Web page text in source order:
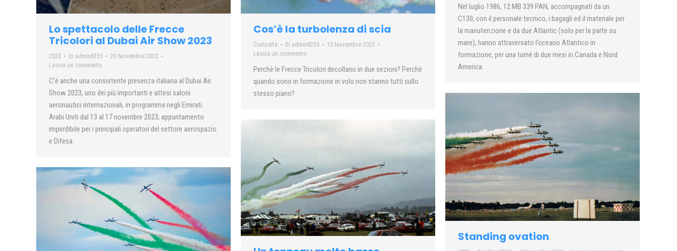
Lo spettacolo delle Frecce
Tricolori al Dubai Air Show 2023
2023 Di admin8235
20 Novembre 2023
Lascia un commento
C’è anche una consistente presenza italiana al Dubai Air
Show 2023, uno dei più importanti e attesi saloni
aeronautici internazionali, in programma negli Emirati
Arabi Uniti dal 13 al 17 novembre 2023; appuntamento
imperdibile per i principali operatori del settore aerospazio
e Difesa.
Cos’è la turbolenza di scia
Curiosità Di admin8235
10 Novembre 2023
Lascia un commento
Perchè le Frecce Tricolori decollano in due sezioni? Perchè
quando sono in formazione in volo non stanno tutti sullo
stesso piano?
Nel luglio 1986, 12 MB 339 PAN, accompagnati da un
C130, con il personale tecnico, i bagagli ed il materiale per
la manutenzione e da due Atlantic (solo per la parte su
mare), hanno attraversato l’oceano Atlantico in
formazione, per una turnè di due mesi in Canada e Nord
America.
Standing ovation